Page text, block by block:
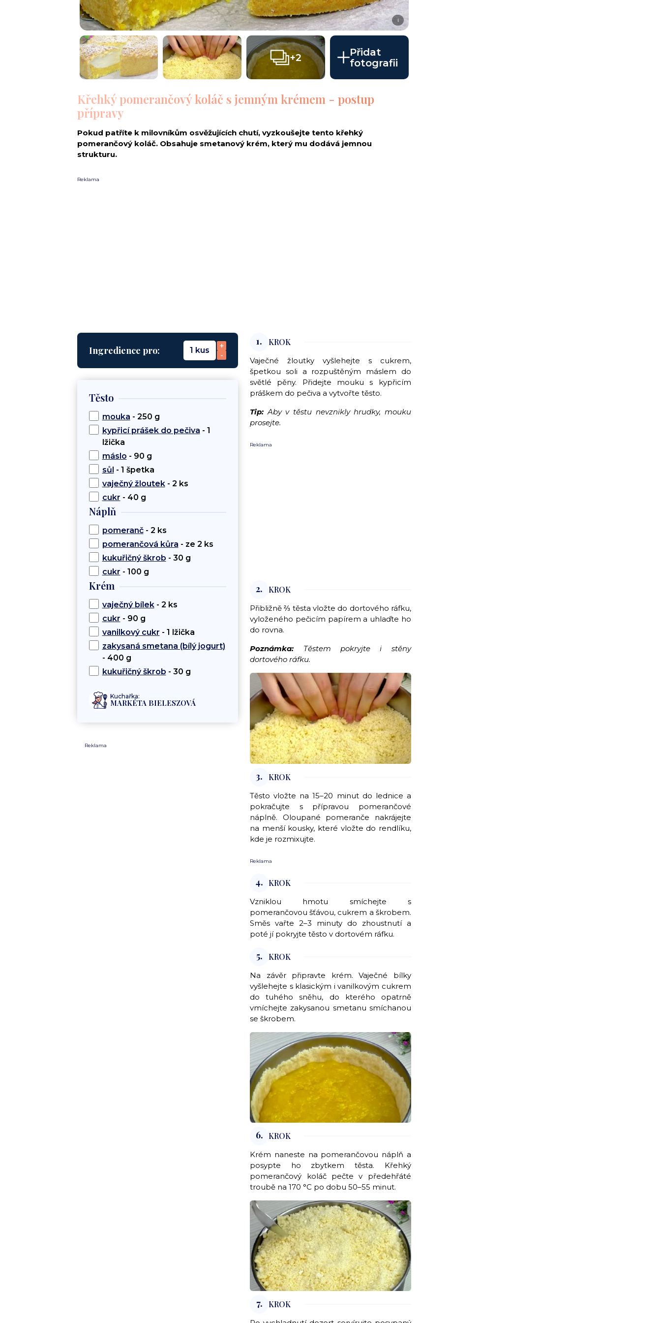
i
+2
Přidat
fotografii
Křehký pomerančový koláč s jemným krémem - postup
přípravy
Pokud patříte k milovníkům osvěžujících chutí, vyzkoušejte tento křehký
pomerančový koláč. Obsahuje smetanový krém, který mu dodává jemnou
strukturu.
Reklama
Ingredience pro: 1 kus
+
-
Těsto
mouka - 250 g
kypřicí prášek do pečiva - 1
lžička
máslo - 90 g
sůl - 1 špetka
vaječný žloutek- 2 ks
cukr - 40 g
Náplň
pomeranč- 2 ks
pomerančová kůra - ze 2 ks
kukuřičný škrob - 30 g
cukr - 100 g
Krém
vaječný bílek- 2 ks
cukr - 90 g
vanilkový cukr - 1 lžička
zakysaná smetana (bílý jogurt)
- 400 g
kukuřičný škrob - 30 g
Kuchařka:
MARKÉTA BIELESZOVÁ
Reklama
1. KROK
Vaječné žloutky vyšlehejte s cukrem,
špetkou soli a rozpuštěným máslem do
světlé pěny. Přidejte mouku s kypřicím
práškem do pečiva a vytvořte těsto.
Tip: Aby v těstu nevznikly hrudky, mouku
prosejte.
Reklama
2. KROK
Přibližně ⅔ těsta vložte do dortového ráfku,
vyloženého pečicím papírem a uhlaďte ho
do rovna.
Poznámka: Těstem pokryjte i stěny
dortového ráfku.
3. KROK
Těsto vložte na 15–20 minut do lednice a
pokračujte s přípravou pomerančové
náplně. Oloupané pomeranče nakrájejte
na menší kousky, které vložte do rendlíku,
kde je rozmixujte.
Reklama
4. KROK
Vzniklou hmotu smíchejte s
pomerančovou šťávou, cukrem a škrobem.
Směs vařte 2–3 minuty do zhoustnutí a
poté jí pokryjte těsto v dortovém ráfku.
5. KROK
Na závěr připravte krém. Vaječné bílky
vyšlehejte s klasickým i vanilkovým cukrem
do tuhého sněhu, do kterého opatrně
vmíchejte zakysanou smetanu smíchanou
se škrobem.
6. KROK
Krém naneste na pomerančovou náplň a
posypte ho zbytkem těsta. Křehký
pomerančový koláč pečte v předehřáté
troubě na 170 °C po dobu 50–55 minut.
7. KROK